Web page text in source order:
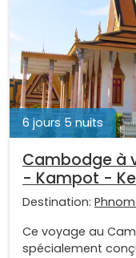
6 jours 5 nuits
Cambodge à
- Kampot -
Destination:
Ce voyage au
spécialement